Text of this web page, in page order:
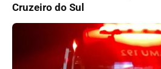
Cruzeiro do Sul